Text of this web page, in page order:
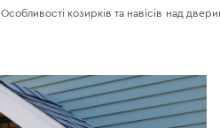
Особливості козирків та навісів над